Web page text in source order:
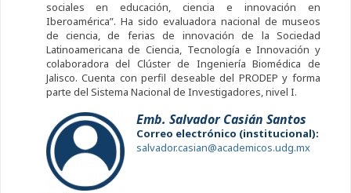
sociales en educación, ciencia e innovación en
Iberoamérica”. Ha sido evaluadora nacional de museos
de ciencia, de ferias de innovación de la Sociedad
Latinoamericana de Ciencia, Tecnología e Innovación y
colaboradora del Clúster de Ingeniería Biomédica de
Jalisco. Cuenta con perfil deseable del PRODEP y forma
parte del Sistema Nacional de Investigadores, nivel I.
Emb. Salvador Casián Santos
Correo electrónico (institucional):
salvador.casian@academicos.udg.mx